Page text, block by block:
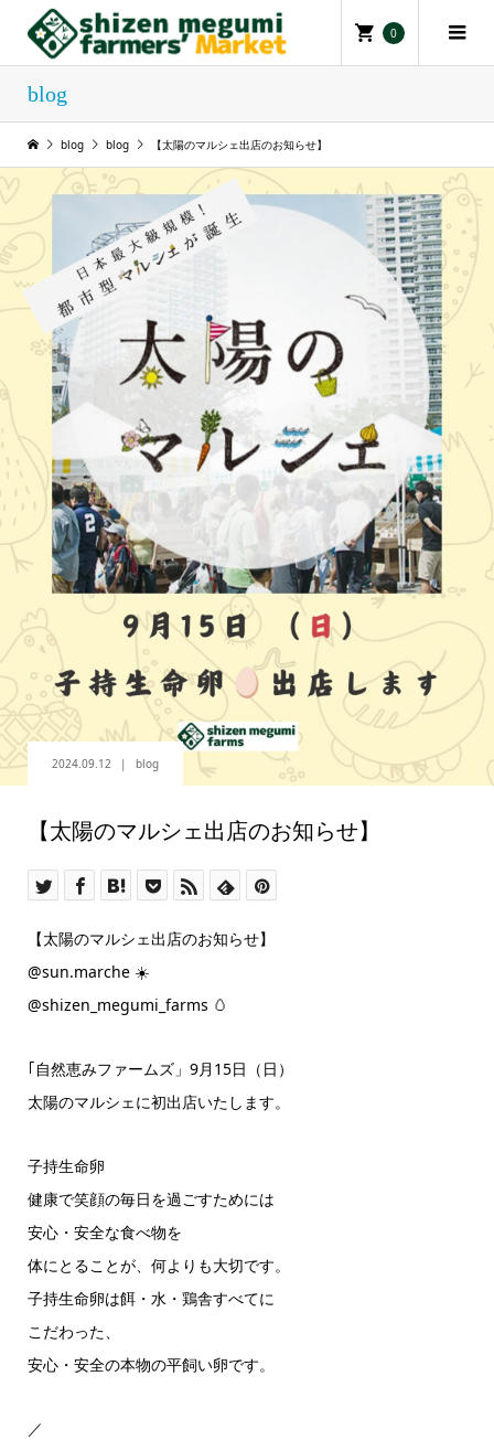
0
blog
blog blog 【太陽のマルシェ出店のお知らせ‪】‪
2024.09.12 blog
【太陽のマルシェ出店のお知らせ‪】‪
【太陽のマルシェ出店のお知らせ‪】‪
@sun.marche ☀️
@shizen_megumi_farms 🥚
｢自然恵みファームズ」9月15日（日）
太陽のマルシェに初出店いたします。
子持生命卵
健康で笑顔の毎日を過ごすためには
安心・安全な食べ物を
体にとることが、何よりも大切です。
子持生命卵は餌・水・鶏舎すべてに
こだわった、
安心・安全の本物の平飼い卵です。
／